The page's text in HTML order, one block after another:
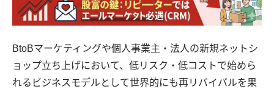
BtoBマーケティングや個人事業主・法人の新規ネットシ
ョップ立ち上げにおいて、低リスク・低コストで始めら
れるビジネスモデルとして世界的にも再リバイバルを果